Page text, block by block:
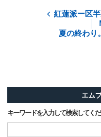
紅蓮派ー区
夏の終わり
エム
キーワードを入力して検索してく